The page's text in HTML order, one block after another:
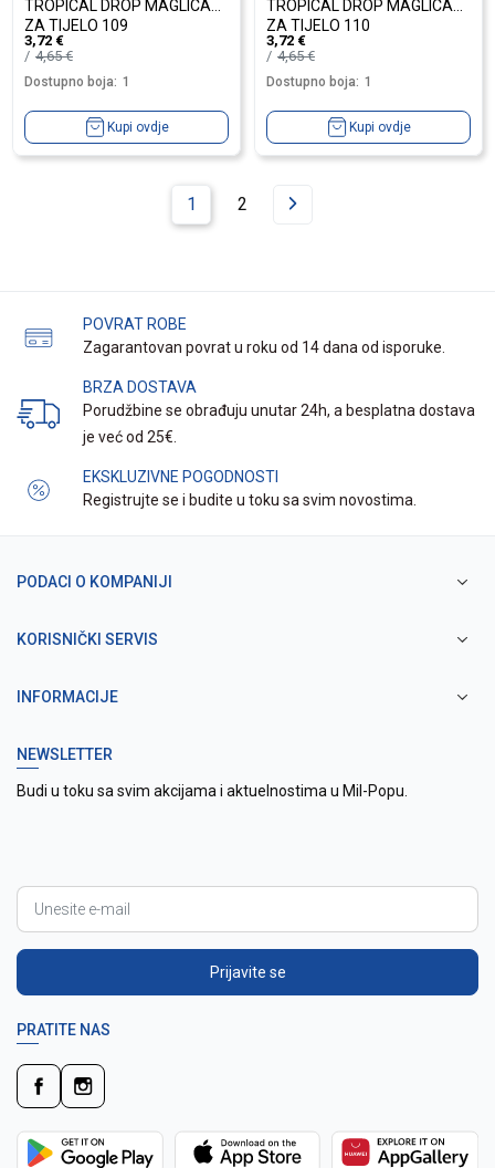
TROPICAL DROP MAGLICA
ZA TIJELO 109
3,72 €
4,65€
Dostupno boja: 1
Kupi ovdje
TROPICAL DROP MAGLICA
ZA TIJELO 110
3,72 €
4,65€
Dostupno boja: 1
Kupi ovdje
1 2
POVRAT ROBE
Zagarantovan povrat u roku od 14 dana od isporuke.
BRZA DOSTAVA
Porudžbine se obrađuju unutar 24h, a besplatna dostava
je već od 25€.
EKSKLUZIVNE POGODNOSTI
Registrujte se i budite u toku sa svim novostima.
PODACI O KOMPANIJI
KORISNIČKI SERVIS
INFORMACIJE
NEWSLETTER
Budi u toku sa svim akcijama i aktuelnostima u Mil-Popu.
Prijavite se
PRATITE NAS